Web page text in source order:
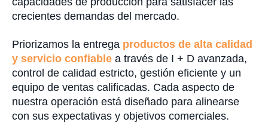
crecientes demandas del mercado.
Priorizamos la entrega productos de alta calidad
y servicio confiable a través de I + D avanzada,
control de calidad estricto, gestión eficiente y un
equipo de ventas calificadas. Cada aspecto de
nuestra operación está diseñado para alinearse
con sus expectativas y objetivos comerciales.